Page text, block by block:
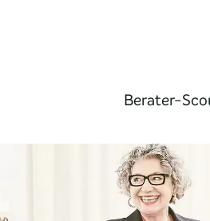
Berater-